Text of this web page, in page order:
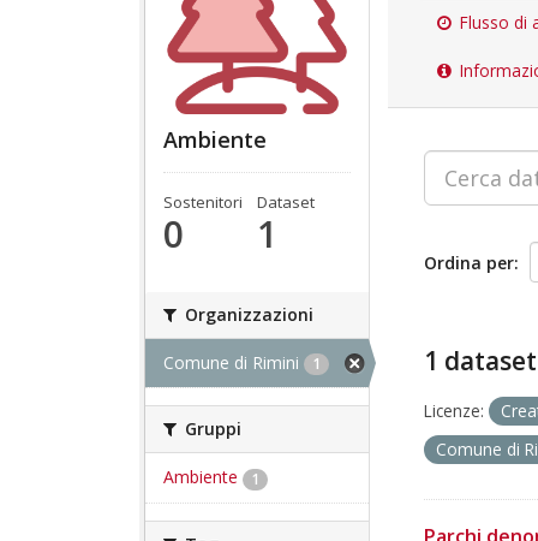
Ambiente
Sostenitori
0
Dataset
1
Organizzazioni
Comune di Rimini 1
Gruppi
Ambiente 1
Flusso di
Ordina per
1
Licenze:
Comune di